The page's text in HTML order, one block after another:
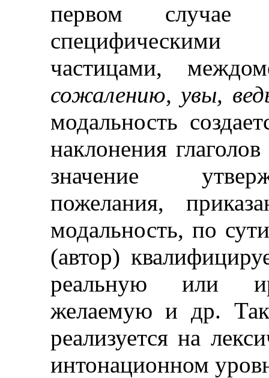
первом случае
частицами,
сожалению, увы,
модальность
наклонения
значение
пожелания,
модальность, по
(автор)
реальную или
желаемую и др.
реализуется на
интонационном